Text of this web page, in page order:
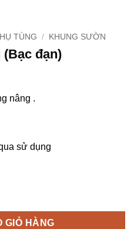
TÙNG / KHUNG SƯỜN
đạn)
nâng .
sử dụng
số lượng
GIỎ HÀNG